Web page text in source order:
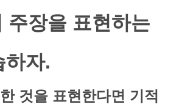
주장을 표현하는
하자.
것을 표현한다면 기적